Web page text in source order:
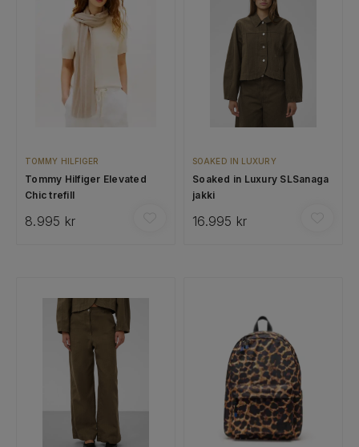
TOMMY HILFIGER
Tommy Hilfiger Elevated
Chic trefill
8.995 kr
SOAKED IN LUXURY
Soaked in Luxury SLSanaga
jakki
16.995 kr